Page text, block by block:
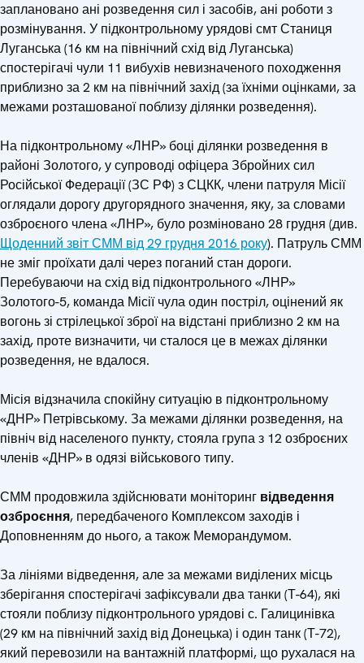
заплановано ані розведення сил і засобів, ані роботи з
розмінування. У підконтрольному урядові смт Станиця
Луганська (16 км на північний схід від Луганська)
спостерігачі чули 11 вибухів невизначеного походження
приблизно за 2 км на північний захід (за їхніми оцінками, за
межами розташованої поблизу ділянки розведення).
На підконтрольному «ЛНР» боці ділянки розведення в
районі Золотого, у супроводі офіцера Збройних сил
Російської Федерації (ЗС РФ) з СЦКК, члени патруля Місії
оглядали дорогу другорядного значення, яку, за словами
озброєного члена «ЛНР», було розміновано 28 грудня (див.
Щоденний звіт СММ від 29 грудня 2016 року). Патруль СММ
не зміг проїхати далі через поганий стан дороги.
Перебуваючи на схід від підконтрольного «ЛНР»
Золотого-5, команда Місії чула один постріл, оцінений як
вогонь зі стрілецької зброї на відстані приблизно 2 км на
захід, проте визначити, чи сталося це в межах ділянки
розведення, не вдалося.
Місія відзначила спокійну ситуацію в підконтрольному
«ДНР» Петрівському. За межами ділянки розведення, на
північ від населеного пункту, стояла група з 12 озброєних
членів «ДНР» в одязі військового типу.
СММ продовжила здійснювати моніторинг відведення
озброєння, передбаченого Комплексом заходів і
Доповненням до нього, а також Меморандумом.
За лініями відведення, але за межами виділених місць
зберігання спостерігачі зафіксували два танки (Т-64), які
стояли поблизу підконтрольного урядові с. Галицинівка
(29 км на північний захід від Донецька) і один танк (Т-72),
який перевозили на вантажній платформі, що рухалася на